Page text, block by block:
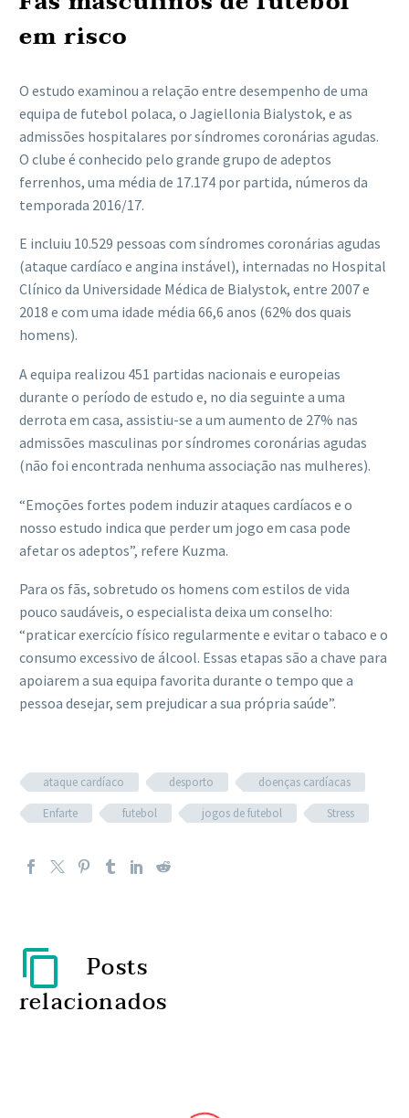
em risco
O estudo examinou a relação entre desempenho de uma
equipa de futebol polaca, o Jagiellonia Bialystok, e as
admissões hospitalares por síndromes coronárias agudas.
O clube é conhecido pelo grande grupo de adeptos
ferrenhos, uma média de 17.174 por partida, números da
temporada 2016/17.
E incluiu 10.529 pessoas com síndromes coronárias agudas
(ataque cardíaco e angina instável), internadas no Hospital
Clínico da Universidade Médica de Bialystok, entre 2007 e
2018 e com uma idade média 66,6 anos (62% dos quais
homens).
A equipa realizou 451 partidas nacionais e europeias
durante o período de estudo e, no dia seguinte a uma
derrota em casa, assistiu-se a um aumento de 27% nas
admissões masculinas por síndromes coronárias agudas
(não foi encontrada nenhuma associação nas mulheres).
“Emoções fortes podem induzir ataques cardíacos e o
nosso estudo indica que perder um jogo em casa pode
afetar os adeptos”, refere Kuzma.
Para os fãs, sobretudo os homens com estilos de vida
pouco saudáveis, o especialista deixa um conselho:
“praticar exercício físico regularmente e evitar o tabaco e o
consumo excessivo de álcool. Essas etapas são a chave para
apoiarem a sua equipa favorita durante o tempo que a
pessoa desejar, sem prejudicar a sua própria saúde”.
ataque cardíaco desporto
doenças cardíacas
Enfarte
futebol jogos de futebol Stress
Posts
relacionados